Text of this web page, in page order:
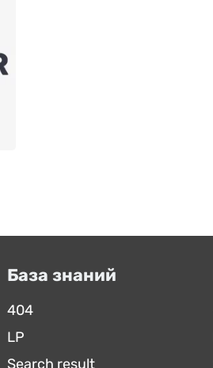
База знаний
404
LP
Search result